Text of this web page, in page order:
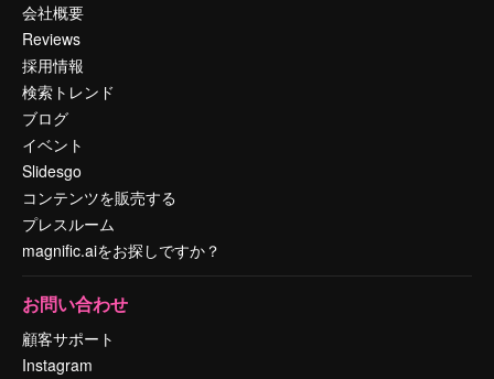
会社概要
Reviews
採用情報
検索トレンド
ブログ
イベント
Slidesgo
コンテンツを販売する
プレスルーム
magnific.aiをお探しですか？
お問い合わせ
顧客サポート
Instagram